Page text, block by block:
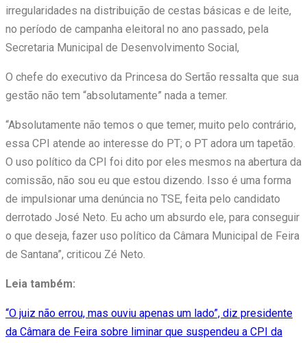
irregularidades na distribuição de cestas básicas e de leite,
no período de campanha eleitoral no ano passado, pela
Secretaria Municipal de Desenvolvimento Social,
O chefe do executivo da Princesa do Sertão ressalta que sua
gestão não tem “absolutamente” nada a temer.
“Absolutamente não temos o que temer, muito pelo contrário,
essa CPI atende ao interesse do PT; o PT adora um tapetão.
O uso político da CPI foi dito por eles mesmos na abertura da
comissão, não sou eu que estou dizendo. Isso é uma forma
de impulsionar uma denúncia no TSE, feita pelo candidato
derrotado José Neto. Eu acho um absurdo ele, para conseguir
o que deseja, fazer uso político da Câmara Municipal de Feira
de Santana”, criticou Zé Neto.
Leia também:
“O juiz não errou, mas ouviu apenas um lado”, diz presidente
da Câmara de Feira sobre liminar que suspendeu a CPI da